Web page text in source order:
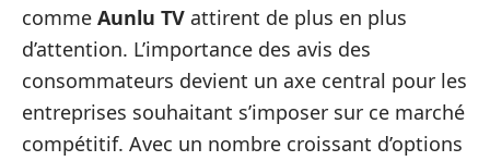
comme Aunlu TV attirent de plus en plus
d’attention. L’importance des avis des
consommateurs devient un axe central pour les
entreprises souhaitant s’imposer sur ce marché
compétitif. Avec un nombre croissant d’options